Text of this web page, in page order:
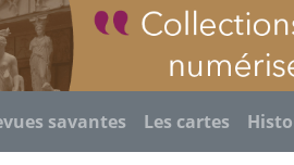
savantes Les cartes